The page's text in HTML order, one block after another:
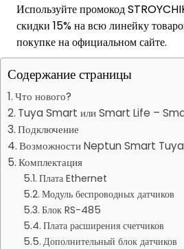
Используйте промокод
скидки 15% на всю линейку
покупке на официальном сайте.
Содержание страницы
Что нового?
Tuya Smart или Smart Life –
Подключение
Возможности Neptun Smart Tuya
Комплектация
Плата Ethernet
Модуль беспроводных датчиков
Блок RS-485
Плата расширения счетчиков
Дополнительный блок датчиков